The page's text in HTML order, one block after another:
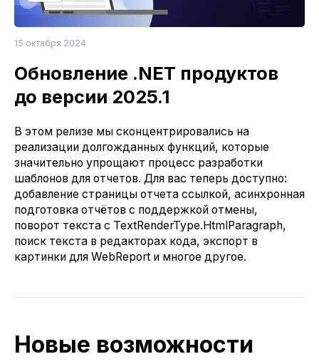
15 октября 2024
Обновление .NET продуктов
до версии 2025.1
В этом релизе мы сконцентрировались на
реализации долгожданных функций, которые
значительно упрощают процесс разработки
шаблонов для отчетов. Для вас теперь доступно:
добавление страницы отчета ссылкой, асинхронная
подготовка отчётов с поддержкой отмены,
поворот текста с TextRenderType.HtmlParagraph,
поиск текста в редакторах кода, экспорт в
картинки для WebReport и многое другое.
Новые возможности